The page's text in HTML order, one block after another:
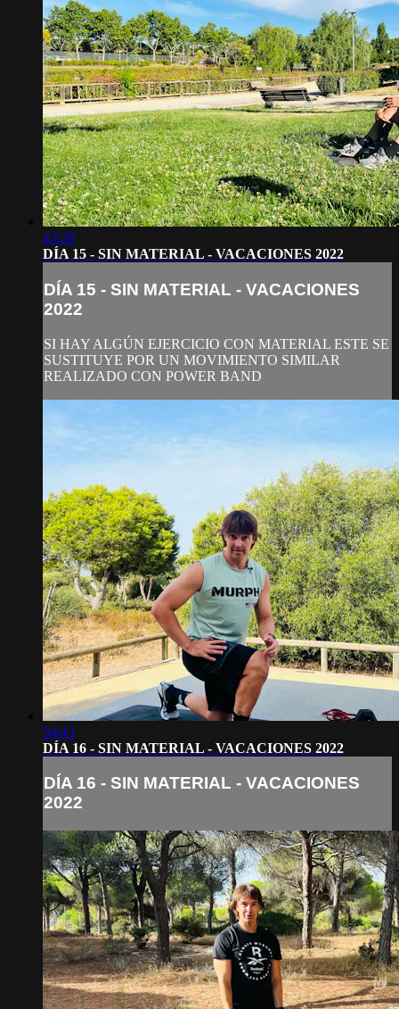
43:28
DÍA 15 - SIN MATERIAL - VACACIONES 2022
DÍA 15 - SIN MATERIAL - VACACIONES
2022
SI HAY ALGÚN EJERCICIO CON MATERIAL ESTE SE
SUSTITUYE POR UN MOVIMIENTO SIMILAR
REALIZADO CON POWER BAND
34:43
DÍA 16 - SIN MATERIAL - VACACIONES 2022
DÍA 16 - SIN MATERIAL - VACACIONES
2022